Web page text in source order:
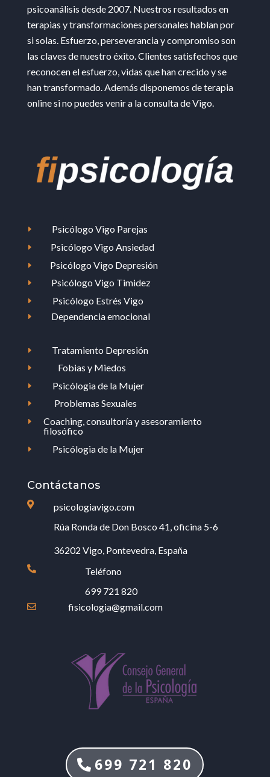
psicoanálisis desde 2007. Nuestros resultados en
terapias y transformaciones personales hablan por
si solas. Esfuerzo, perseverancia y compromiso son
las claves de nuestro éxito. Clientes satisfechos que
reconocen el esfuerzo, vidas que han crecido y se
han transformado. Además disponemos de terapia
online si no puedes venir a la consulta de Vigo.
E Psicólogo Vigo Parejas
E Psicólogo Vigo Ansiedad
E Psicólogo Vigo Depresión
E Psicólogo Vigo Timidez
E Psicólogo Estrés Vigo
E Dependencia emocional
E Tratamiento Depresión
E Fobias y Miedos
E Psicólogia de la Mujer
E Problemas Sexuales
E
Coaching, consultoría y asesoramiento
filosófico
E Psicólogia de la Mujer
Contáctanos

psicologiavigo.com
Rúa Ronda de Don Bosco 41, oficina 5-6
36202 Vigo, Pontevedra, España

Teléfono
699 721 820
 fisicologia@gmail.com
699 721 820